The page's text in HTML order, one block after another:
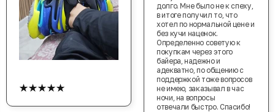
★★★★★
долго. Мне было не к спеху,
в итоге получил то, что
хотел по нормальной цене и
без кучи наценок.
Определенно советую к
покупкам через этого
байера, надежно и
адекватно, по общению с
поддержкой тоже вопросов
не имею, заказывал в час
ночи, на вопросы
отвечали быстро. Спасибо!